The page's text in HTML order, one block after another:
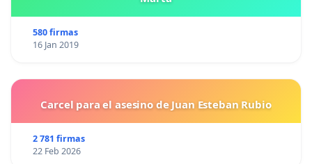
580 firmas
16 Jan 2019
Carcel para el asesino de Juan Esteban Rubio
2 781 firmas
22 Feb 2026